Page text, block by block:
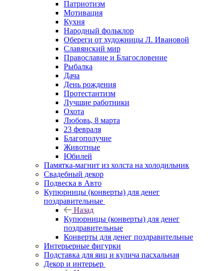
Патриотизм
Мотивация
Кухня
Народный фольклор
Обереги от художницы Л. Ивановой
Славянский мир
Православие и Благословение
Рыбалка
Дача
День рождения
Протестантизм
Лучшие работники
Охота
Любовь, 8 марта
23 февраля
Благополучие
Животные
Юбилей
Памятка-магнит из холста на холодильник
Свадебный декор
Подвеска в Авто
Купюрницы (конверты) для денег
поздравительные
Назад
Купюрницы (конверты) для денег
поздравительные
Конверты для денег поздравительные
Интерьерные фигурки
Подставка для яиц и кулича пасхальная
Декор и интерьер